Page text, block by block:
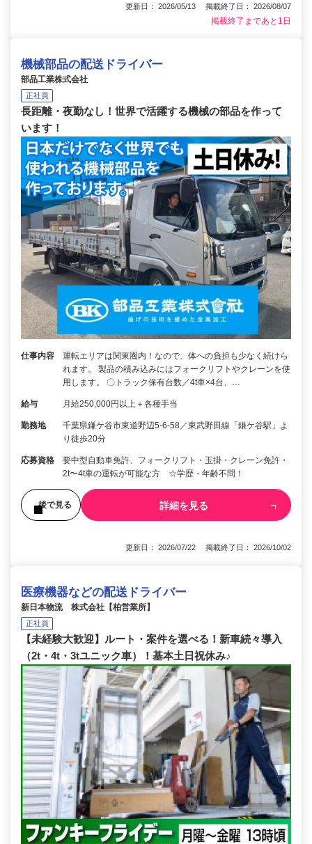
更新日： 2026/05/13 掲載終了日： 2026/08/07
掲載終了まであと1日
機械部品の配送ドライバー
部品工業株式会社
正社員
長距離・夜勤なし！世界で活躍する機械の部品を作って
います！
仕事内容
運転エリアは関東圏内！なので、体への負担も少なく続けら
れます。 製品の積み込みにはフォークリフトやクレーンを使
用します。 〇トラック保有台数／4t車×4台、…
給与 月給250,000円以上＋各種手当
勤務地
千葉県鎌ケ谷市東道野辺5-6-58／東武野田線「鎌ケ谷駅」よ
り徒歩20分
応募資格
要中型自動車免許、フォークリフト・玉掛・クレーン免許・
2t〜4t車の運転が可能な方 ☆学歴・年齢不問！
後で見る 詳細を見る
更新日： 2026/07/22 掲載終了日： 2026/10/02
医療機器などの配送ドライバー
新日本物流 株式会社【柏営業所】
正社員
【未経験大歓迎】ルート・案件を選べる！新車続々導入
（2t・4t・3tユニック車）！基本土日祝休み♪